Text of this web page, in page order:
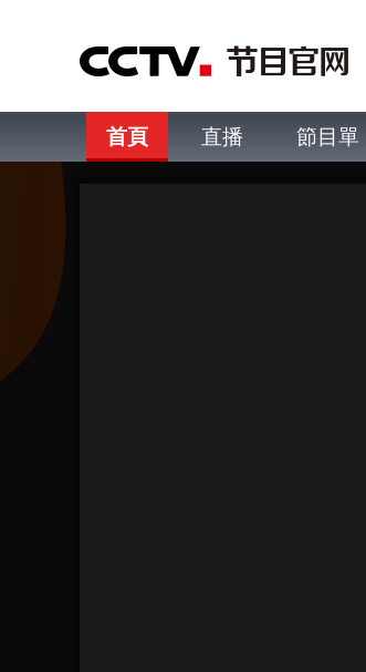
首頁 直播 節目單